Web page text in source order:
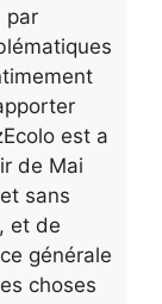
par
est a
de Mai
sans
et de
générale
choses